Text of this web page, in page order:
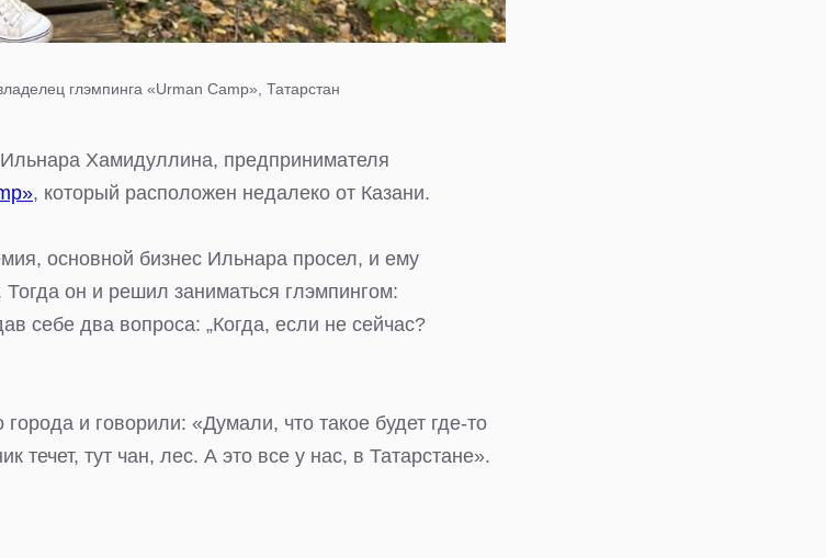
глэмпинга «Urman Camp», Татарстан
Хамидуллина, предпринимателя
, который расположен недалеко от Казани.
основной бизнес Ильнара просел, и ему
он и решил заниматься глэмпингом:
себе два вопроса: „Когда, если не сейчас?
и говорили: «Думали, что такое будет где-то
тут чан, лес. А это все у нас, в Татарстане».